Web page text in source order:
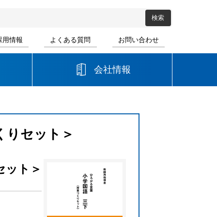
用情報 よくある質問 お問い合わせ
音楽
会社情報
セット＞
ト＞